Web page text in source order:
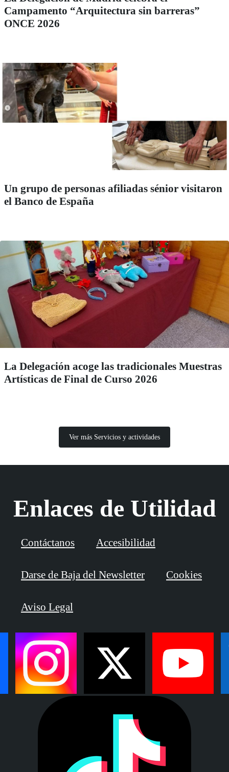
Campamento “Arquitectura sin barreras”
ONCE 2026
Un grupo de personas afiliadas sénior visitaron
el Banco de España
La Delegación acoge las tradicionales Muestras
Artísticas de Final de Curso 2026
Ver más Servicios y actividades
Enlaces de Utilidad
Contáctanos Accesibilidad
Darse de Baja del Newsletter Cookies
Aviso Legal